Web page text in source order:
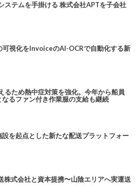
ステムを手掛ける 株式会社APTを子会社
視化をInvoiceのAI-OCRで自動化する新
るため熱中症対策を強化。今年から船員
るファン付き作業服の支給も継続
を起点とした新たな配送プラットフォー
式会社と資本提携〜山陰エリアへ実運送